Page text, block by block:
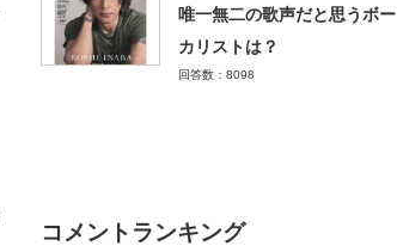
唯一無二の歌声だと思うボー
カリストは？
回答数：8098
コメントランキング